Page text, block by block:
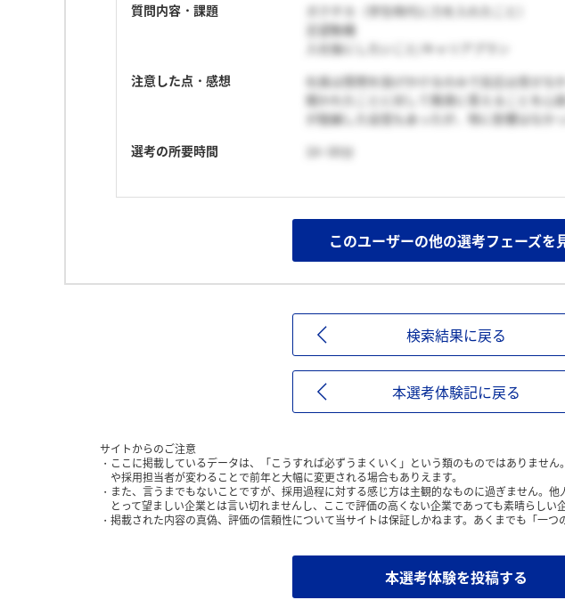
質問内容・課題
ガクチカ（学生時代に力を入れたこと）
志望動機
入社後にしたいこと/キャリアプラン
注意した点・感想
社長は質問を投げかけるのみで反応は見せな
聞かれたことに対して簡潔に答えることを心
が脱線した自覚もあったが、特に影響はなか
選考の所要時間
16~30分
このユーザーの他の選考フェーズを
検索結果に戻る
本選考体験記に戻る
サイトからのご注意
ここに掲載しているデータは、「こうすれば必ずうまくいく」という類のものではありませ
や採用担当者が変わることで前年と大幅に変更される場合もありえます。
また、言うまでもないことですが、採用過程に対する感じ方は主観的なものに過ぎません。
とって望ましい企業とは言い切れませんし、ここで評価の高くない企業であっても素晴らしい
掲載された内容の真偽、評価の信頼性について当サイトは保証しかねます。あくまでも「一つ
本選考体験を投稿する